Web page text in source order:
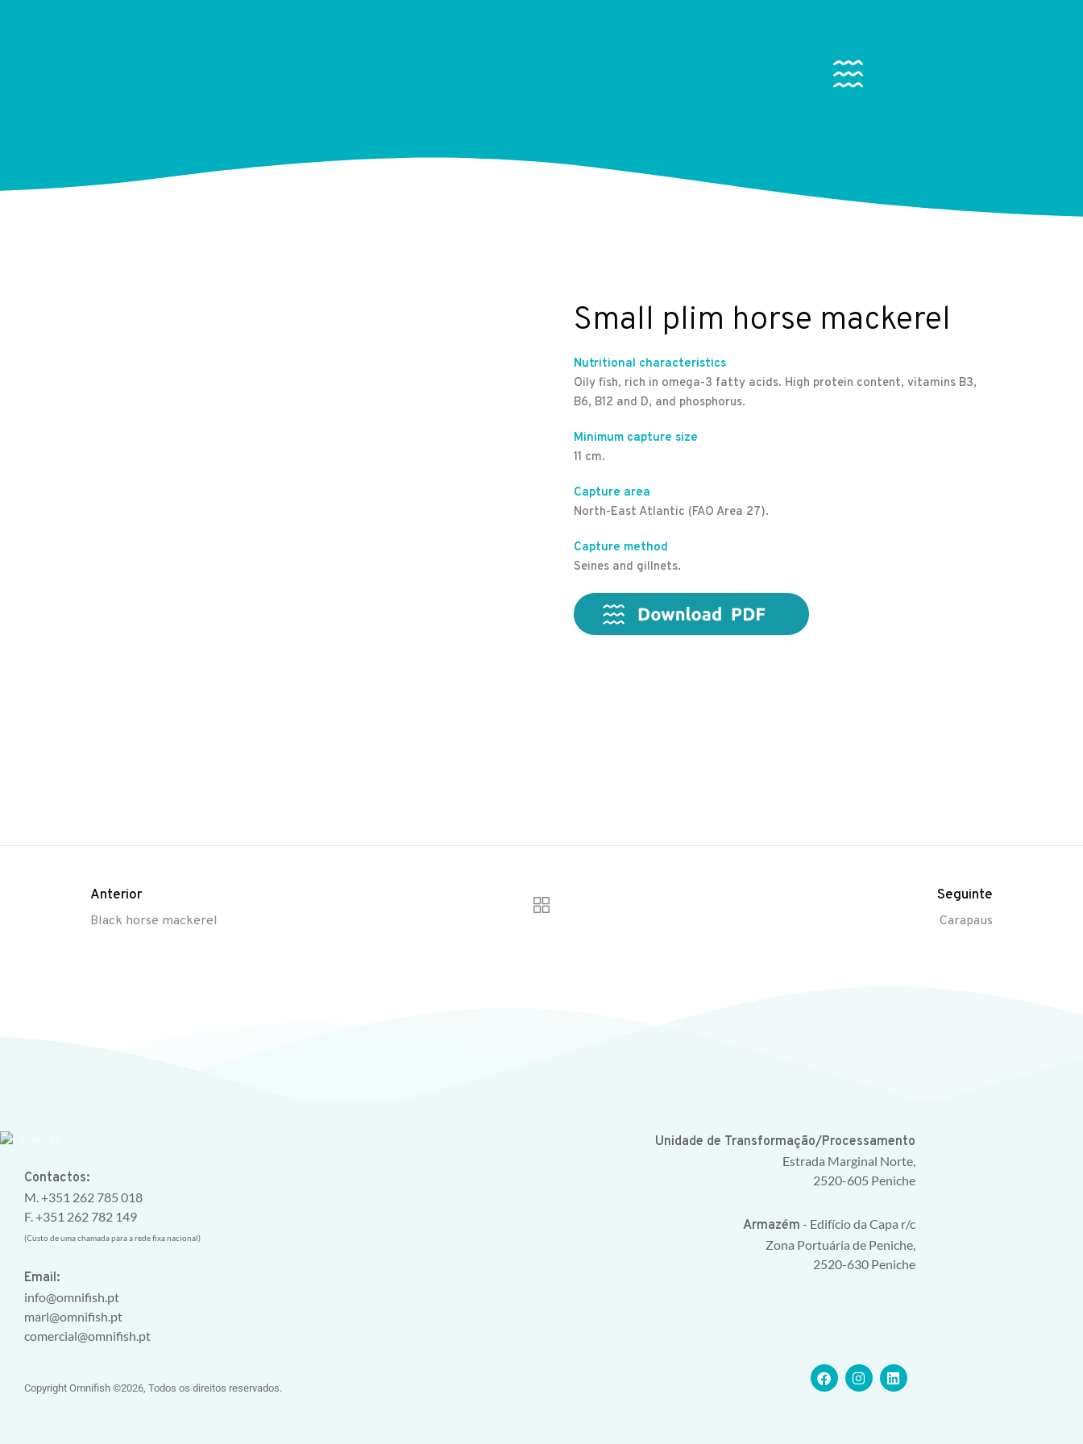
Small plim horse mackerel
Nutritional characteristics
Oily fish, rich in omega-3 fatty acids. High protein content, vitamins B3,
B6, B12 and D, and phosphorus.
Minimum capture size
11 cm.
Capture area
North-East Atlantic (FAO Area 27).
Capture method
Seines and gillnets.
Anterior
Black horse mackerel
Seguinte
Carapaus
Contactos:
M. +351 262 785 018
F. +351 262 782 149
(Custo de uma chamada para a rede fixa nacional)
Email:
info@omnifish.pt
marl@omnifish.pt
comercial@omnifish.pt
Unidade de Transformação/Processamento
Estrada Marginal Norte,
2520-605 Peniche
Armazém - Edifício da Capa r/c
Zona Portuária de Peniche,
2520-630 Peniche
Copyright Omnifish ©2026, Todos os direitos reservados.